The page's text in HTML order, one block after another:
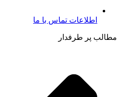
اطلاعات تماس با ما​
مطالب پر طرفدار